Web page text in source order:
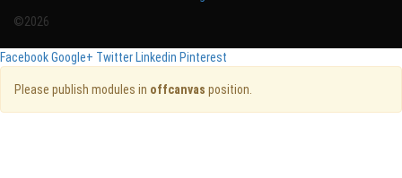
©2026
FacebookGoogle+ Twitter Linkedin Pinterest
Please publish modules in offcanvas position.